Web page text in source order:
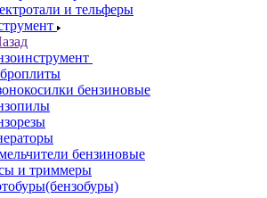
и тельферы
бензиновые
бензиновые
и триммеры